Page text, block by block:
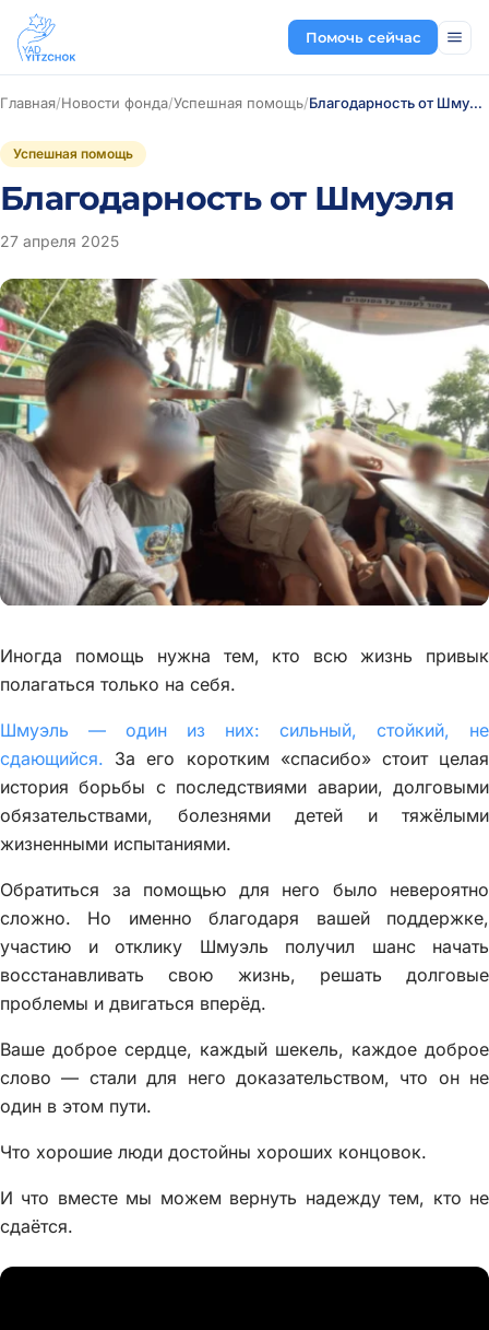
Помочь сейчас
Главная/Новости фонда/Успешная помощь/ Благодарность от Шмуэля
Успешная помощь
Благодарность от Шмуэля
27 апреля 2025
Иногда помощь нужна тем, кто всю жизнь привык
полагаться только на себя.
Шмуэль — один из них: сильный, стойкий, не
сдающийся. За его коротким «спасибо» стоит целая
история борьбы с последствиями аварии, долговыми
обязательствами, болезнями детей и тяжёлыми
жизненными испытаниями.
Обратиться за помощью для него было невероятно
сложно. Но именно благодаря вашей поддержке,
участию и отклику Шмуэль получил шанс начать
восстанавливать свою жизнь, решать долговые
проблемы и двигаться вперёд.
Ваше доброе сердце, каждый шекель, каждое доброе
слово — стали для него доказательством, что он не
один в этом пути.
Что хорошие люди достойны хороших концовок.
И что вместе мы можем вернуть надежду тем, кто не
сдаётся.